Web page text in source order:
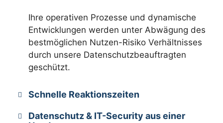
Ihre operativen Prozesse und dynamische
Entwicklungen werden unter Abwägung des
bestmöglichen Nutzen-Risiko Verhältnisses
durch unsere Datenschutzbeauftragten
geschützt.
Schnelle Reaktionszeiten
Datenschutz & IT-Security aus einer